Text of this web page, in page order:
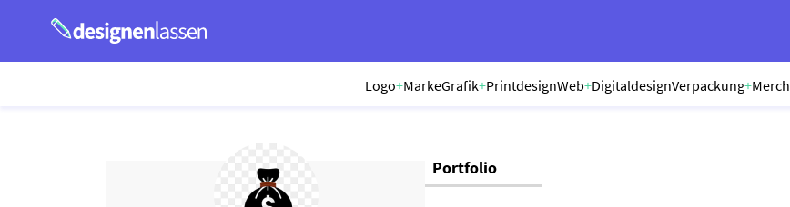
Logo+MarkeGrafik+PrintdesignWeb+DigitaldesignVerpackung+Merch
Portfolio